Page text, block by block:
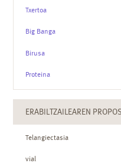
Txertoa
Big Banga
Birusa
Proteina
ERABILTZAILEAREN
Telangiectasia
vial